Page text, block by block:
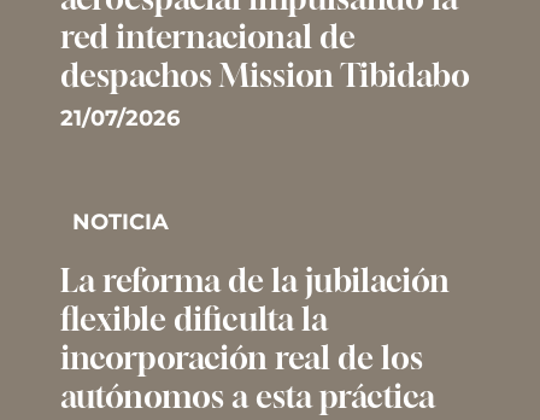
red internacional de
despachos Mission Tibidabo
21/07/2026
NOTICIA
La reforma de la jubilación
flexible dificulta la
incorporación real de los
autónomos a esta práctica